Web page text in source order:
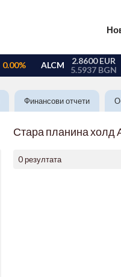
Финансови отчети
Стара планина холд
0 резултата